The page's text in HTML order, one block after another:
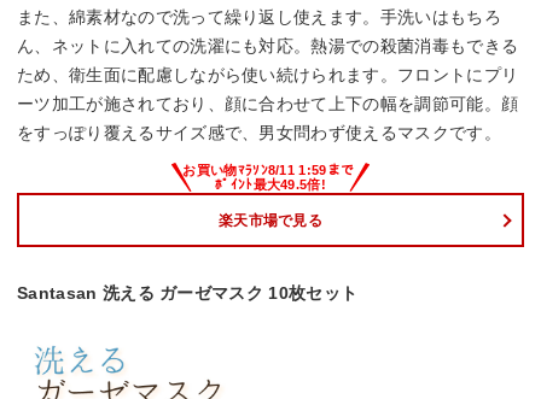
また、綿素材なので洗って繰り返し使えます。手洗いはもちろ
ん、ネットに入れての洗濯にも対応。熱湯での殺菌消毒もできる
ため、衛生面に配慮しながら使い続けられます。フロントにプリ
ーツ加工が施されており、顔に合わせて上下の幅を調節可能。顔
をすっぽり覆えるサイズ感で、男女問わず使えるマスクです。
楽天市場で見る
Santasan 洗える ガーゼマスク 10枚セット